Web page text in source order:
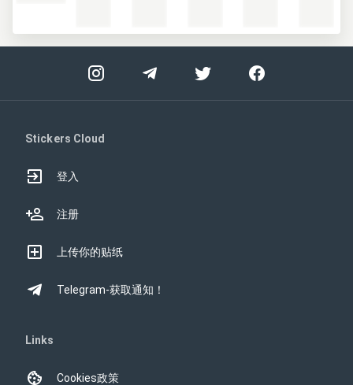
Stickers Cloud
登入
注册
上传你的贴纸
Telegram-获取通知！
Links
Cookies政策